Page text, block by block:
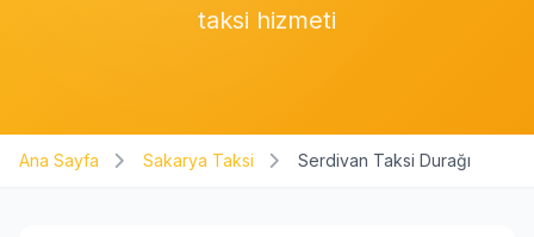
taksi hizmeti
Ana Sayfa Sakarya Taksi Serdivan Taksi Durağı